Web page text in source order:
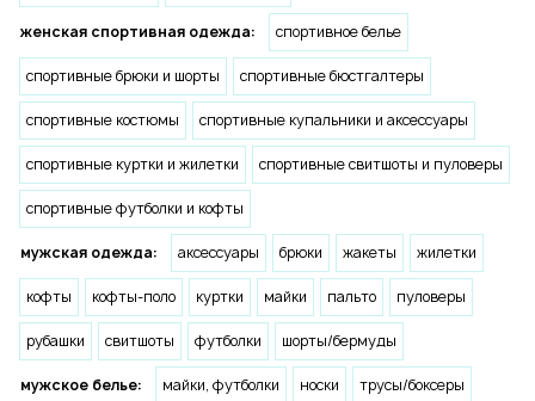
женская спортивная одежда: спортивное белье
спортивные брюки и шорты спортивные бюстгалтеры
спортивные костюмы спортивные купальники и аксессуары
спортивные куртки и жилетки спортивные свитшоты и пуловеры
спортивные футболки и кофты
мужская одежда: аксессуары брюки жакеты жилетки
кофты кофты-поло куртки майки пальто пуловеры
рубашки свитшоты футболки шорты/бермуды
мужское белье: майки, футболки носки трусы/боксеры